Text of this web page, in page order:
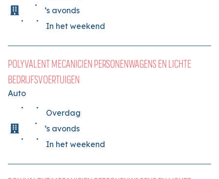
’s avonds
In het weekend
POLYVALENT MECANICIEN PERSONENWAGENS EN LICHTE
BEDRIJFSVOERTUIGEN
Auto
Overdag
’s avonds
In het weekend